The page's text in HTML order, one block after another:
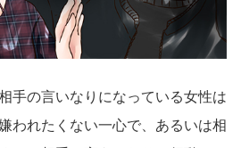
手の言いなりになっている女性は
われたくない一心で、あるいは相